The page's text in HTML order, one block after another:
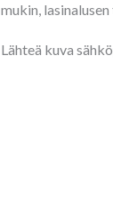
mukin,
Lähteä kuva